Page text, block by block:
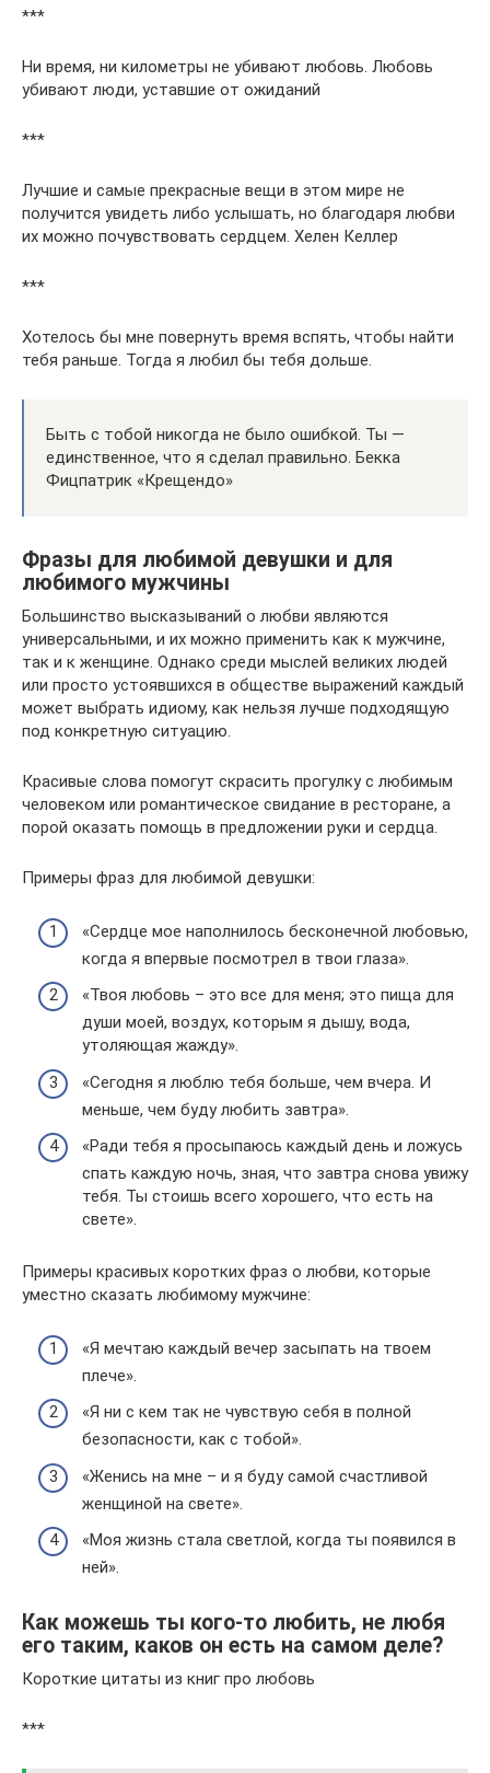
***
Ни время, ни километры не убивают любовь. Любовь
убивают люди, уставшие от ожиданий
***
Лучшие и самые прекрасные вещи в этом мире не
получится увидеть либо услышать, но благодаря любви
их можно почувствовать сердцем. Хелен Келлер
***
Хотелось бы мне повернуть время вспять, чтобы найти
тебя раньше. Тогда я любил бы тебя дольше.
Быть с тобой никогда не было ошибкой. Ты —
единственное, что я сделал правильно. Бекка
Фицпатрик «Крещендо»
Фразы для любимой девушки и для
любимого мужчины
Большинство высказываний о любви являются
универсальными, и их можно применить как к мужчине,
так и к женщине. Однако среди мыслей великих людей
или просто устоявшихся в обществе выражений каждый
может выбрать идиому, как нельзя лучше подходящую
под конкретную ситуацию.
Красивые слова помогут скрасить прогулку с любимым
человеком или романтическое свидание в ресторане, а
порой оказать помощь в предложении руки и сердца.
Примеры фраз для любимой девушки:
«Сердце мое наполнилось бесконечной любовью,
когда я впервые посмотрел в твои глаза».
«Твоя любовь – это все для меня; это пища для
души моей, воздух, которым я дышу, вода,
утоляющая жажду».
«Сегодня я люблю тебя больше, чем вчера. И
меньше, чем буду любить завтра».
«Ради тебя я просыпаюсь каждый день и ложусь
спать каждую ночь, зная, что завтра снова увижу
тебя. Ты стоишь всего хорошего, что есть на
свете».
Примеры красивых коротких фраз о любви, которые
уместно сказать любимому мужчине:
«Я мечтаю каждый вечер засыпать на твоем
плече».
«Я ни с кем так не чувствую себя в полной
безопасности, как с тобой».
«Женись на мне – и я буду самой счастливой
женщиной на свете».
«Моя жизнь стала светлой, когда ты появился в
ней».
Как можешь ты кого-то любить, не любя
его таким, каков он есть на самом деле?
Короткие цитаты из книг про любовь
***